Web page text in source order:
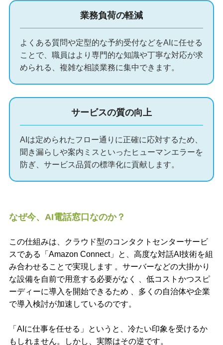
業務負荷の軽減
よくある質問や定型的な予約受付などをAIに任せる
ことで、職員はより専門的な知識や丁寧な対応が求
められる、複雑な相談業務に集中できます。
サービスの質の向上
AIは定められたフロー通りに正確に応対するため、
聞き漏らしや案内ミスといったヒューマンエラーを
防ぎ、サービス品質の標準化に貢献します。
なぜ今、AI電話窓口なのか？
この仕組みは、クラウド型のコンタクトセンターサービ
スである「Amazon Connect」と、高度な対話AI技術を組
み合わせることで実現します 。サーバーなどの大掛かり
な設備を自前で用意する必要がなく 、低コストかつスピ
ーディーに導入を開始できるため 、多くの自治体や企業
で導入検討が加速しているのです。
「AIに仕事を任せる」というと、冷たい印象を受けるか
もしれません。しかし、実際はその逆です。